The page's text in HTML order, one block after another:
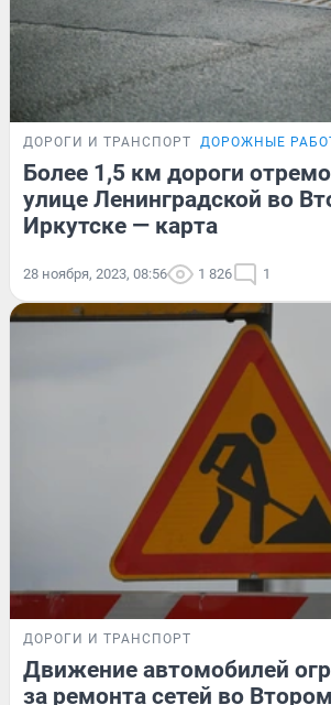
ДОРОГИ И ТРАНСПОРТ ДОРОЖНЫЕ
Более 1,5 км дороги
улице Ленинградской во
Иркутске — карта
28 ноября, 2023, 08:56 1 826 1
ДОРОГИ И ТРАНСПОРТ
Движение автомобилей
за ремонта сетей во